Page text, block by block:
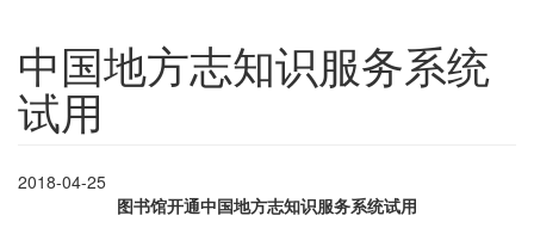
中国地方志知识服务系统
试用
2018-04-25
图书馆开通中国地方志知识服务系统试用